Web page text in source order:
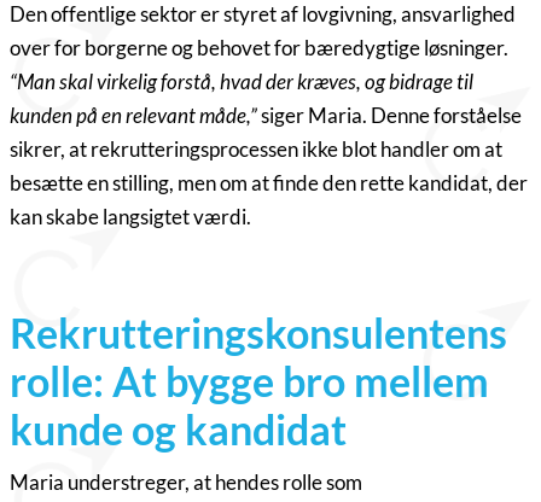
Den offentlige sektor er styret af lovgivning, ansvarlighed
over for borgerne og behovet for bæredygtige løsninger.
“Man skal virkelig forstå, hvad der kræves, og bidrage til
kunden på en relevant måde,”siger Maria. Denne forståelse
sikrer, at rekrutteringsprocessen ikke blot handler om at
besætte en stilling, men om at finde den rette kandidat, der
kan skabe langsigtet værdi.
Rekrutteringskonsulentens
rolle: At bygge bro mellem
kunde og kandidat
Maria understreger, at hendes rolle som